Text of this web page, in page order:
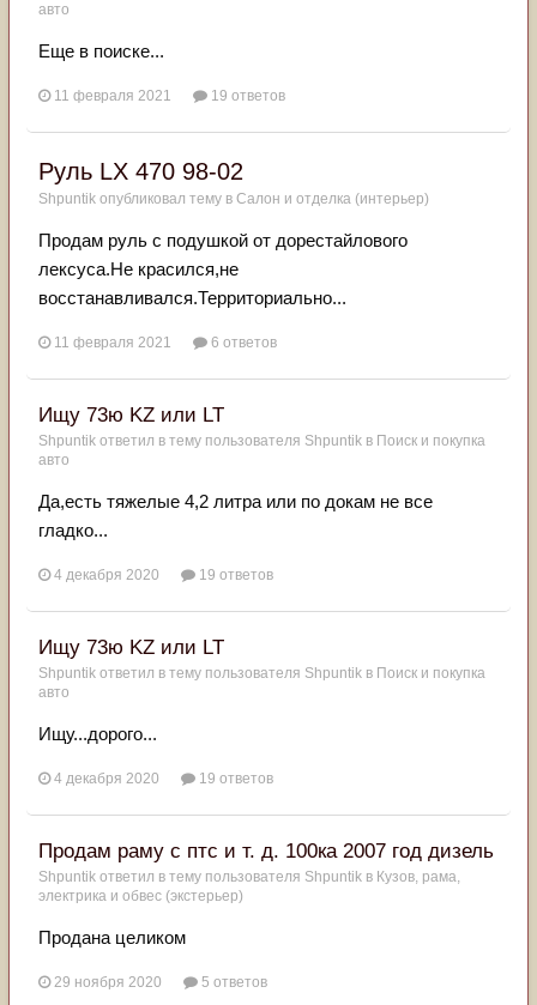
авто
Еще в поиске...
11 февраля 2021 19 ответов
Руль LX 470 98-02
Shpuntik опубликовал тему в Салон и отделка (интерьер)
Продам руль с подушкой от дорестайлового
лексуса.Не красился,не
восстанавливался.Территориально...
11 февраля 2021 6 ответов
Ищу 73ю KZ или LT
Shpuntik ответил в тему пользователя Shpuntik в Поиск и покупка
авто
Да,есть тяжелые 4,2 литра или по докам не все
гладко...
4 декабря 2020 19 ответов
Ищу 73ю KZ или LT
Shpuntik ответил в тему пользователя Shpuntik в Поиск и покупка
авто
Ищу...дорого...
4 декабря 2020 19 ответов
Продам раму с птс и т. д. 100ка 2007 год дизель
Shpuntik ответил в тему пользователя Shpuntik в Кузов, рама,
электрика и обвес (экстерьер)
Продана целиком
29 ноября 2020 5 ответов